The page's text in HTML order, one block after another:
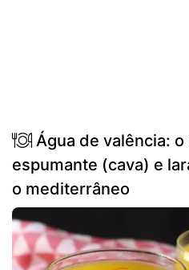
Água de valência:
espumante (cava) e
o mediterrâneo